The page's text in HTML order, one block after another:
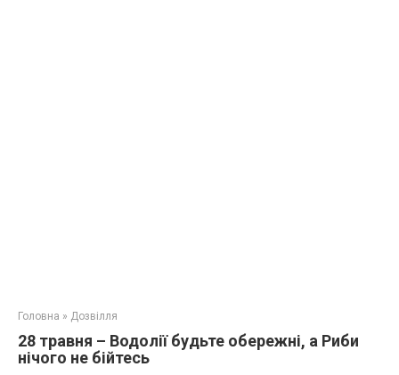
Головна » Дозвілля
28 травня – Водолії будьте обережні, а Риби
нічого не бійтесь